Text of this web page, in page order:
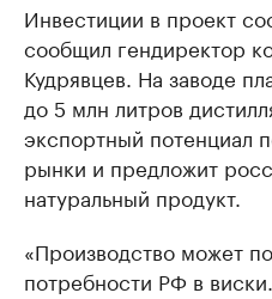
Инвестиции в проект
сообщил гендиректор
Кудрявцев. На заводе
до 5 млн литров
экспортный потенциал
рынки и предложит
натуральный продукт.
«Производство может
потребности РФ в